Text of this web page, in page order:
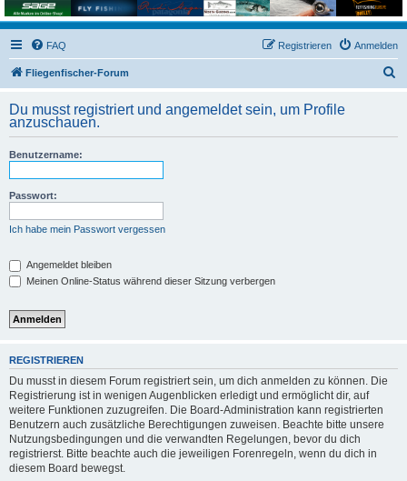
FAQ Anmelden
Registrieren
Fliegenfischer-Forum
h
Du musst registriert und angemeldet sein, um Profile
anzuschauen.
Benutzername:
Passwort:
Ich habe mein Passwort vergessen
Angemeldet bleiben
Meinen Online-Status während dieser Sitzung verbergen
REGISTRIEREN
Du musst in diesem Forum registriert sein, um dich anmelden zu können. Die
Registrierung ist in wenigen Augenblicken erledigt und ermöglicht dir, auf
weitere Funktionen zuzugreifen. Die Board-Administration kann registrierten
Benutzern auch zusätzliche Berechtigungen zuweisen. Beachte bitte unsere
Nutzungsbedingungen und die verwandten Regelungen, bevor du dich
registrierst. Bitte beachte auch die jeweiligen Forenregeln, wenn du dich in
diesem Board bewegst.